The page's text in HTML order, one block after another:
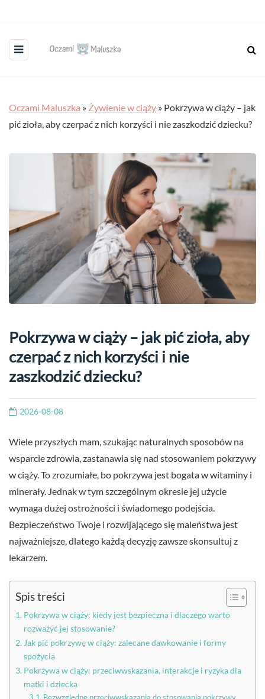
Oczami Maluszka » Żywienie w ciąży » Pokrzywa w ciąży – jak
pić zioła, aby czerpać z nich korzyści i nie zaszkodzić dziecku?
Pokrzywa w ciąży – jak pić zioła, aby
czerpać z nich korzyści i nie
zaszkodzić dziecku?
2026-08-08
Wiele przyszłych mam, szukając naturalnych sposobów na
wsparcie zdrowia, zastanawia się nad stosowaniem pokrzywy
w ciąży. To zrozumiałe, bo pokrzywa jest bogata w witaminy i
minerały. Jednak w tym szczególnym okresie jej użycie
wymaga dużej ostrożności i świadomego podejścia.
Bezpieczeństwo Twoje i rozwijającego się maleństwa jest
najważniejsze, dlatego każdą decyzję zawsze skonsultuj z
lekarzem.
Spis treści
Pokrzywa w ciąży: kiedy jest bezpieczna i dlaczego warto
rozważyć jej stosowanie?
Jak pić pokrzywę w ciąży: zalecane dawkowanie i formy
spożycia
Pokrzywa w ciąży: przeciwwskazania, interakcje i ryzyka dla
matki i dziecka
Bezwzględne przeciwwskazania do stosowania pokrzywy